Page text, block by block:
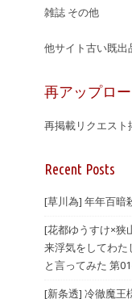
雑誌 その他
他サイト古い既出
再アップロ
再掲載リクエスト
Recent Posts
[草川為] 年年百暗
[花都ゆうすけ×狭
来浮気をしてわた
と言ってみた 第
[新条透] 冷徹魔王